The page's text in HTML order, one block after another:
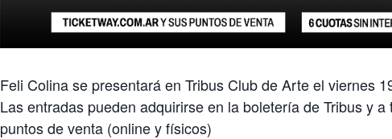
Feli Colina se presentará en Tribus Club de Arte el viernes
Las entradas pueden adquirirse en la boletería de Tribus y
puntos de venta (online y físicos)